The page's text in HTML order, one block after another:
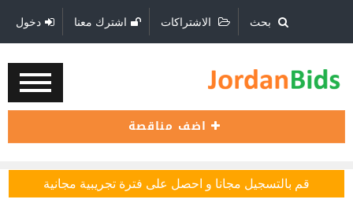
بحث الاشتراكات اشترك معنا دخول
اضف مناقصة
قم بالتسجيل مجانا و احصل على فترة تجريبية مجانية